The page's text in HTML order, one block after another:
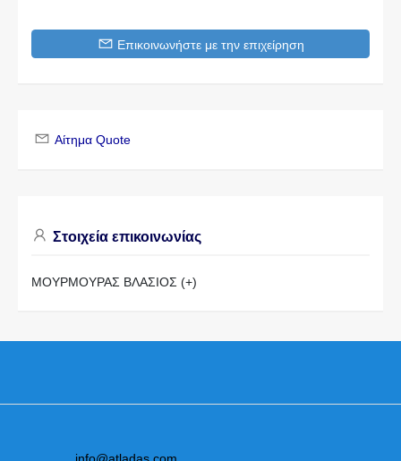
Επικοινωνήστε με την επιχείρηση
Αίτημα Quote
Στοιχεία επικοινωνίας
ΜΟΥΡΜΟΥΡΑΣ ΒΛΑΣΙΟΣ (+)